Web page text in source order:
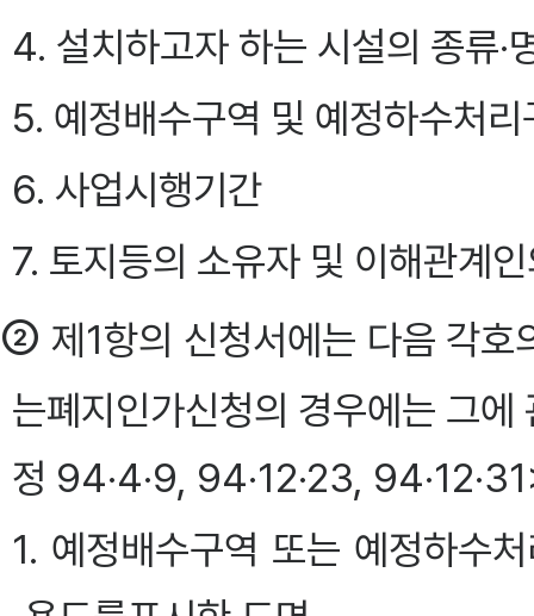
4. 설치하고자 하는 시설의 종류·
5. 예정배수구역 및 예정하수처리
6. 사업시행기간
7. 토지등의 소유자 및 이해관계
② 제1항의 신청서에는 다음 각
는폐지인가신청의 경우에는 그
정 94·4·9, 94·12·23,
1. 예정배수구역 또는 예정하수